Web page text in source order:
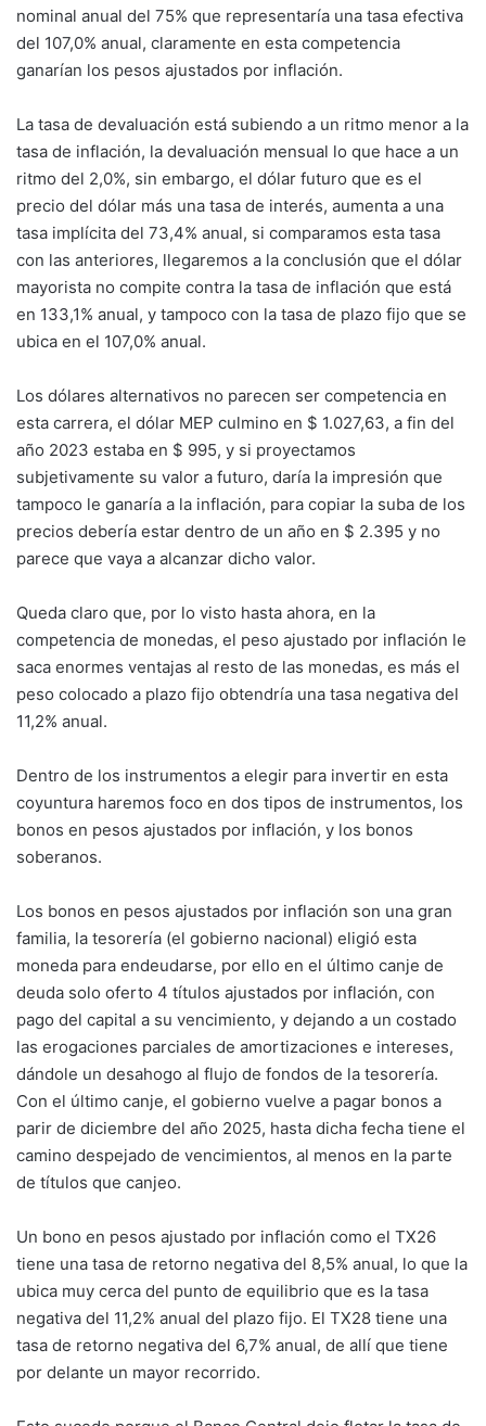
nominal anual del 75% que representaría una tasa efectiva
del 107,0% anual, claramente en esta competencia
ganarían los pesos ajustados por inflación.
La tasa de devaluación está subiendo a un ritmo menor a la
tasa de inflación, la devaluación mensual lo que hace a un
ritmo del 2,0%, sin embargo, el dólar futuro que es el
precio del dólar más una tasa de interés, aumenta a una
tasa implícita del 73,4% anual, si comparamos esta tasa
con las anteriores, llegaremos a la conclusión que el dólar
mayorista no compite contra la tasa de inflación que está
en 133,1% anual, y tampoco con la tasa de plazo fijo que se
ubica en el 107,0% anual.
Los dólares alternativos no parecen ser competencia en
esta carrera, el dólar MEP culmino en $ 1.027,63, a fin del
año 2023 estaba en $ 995, y si proyectamos
subjetivamente su valor a futuro, daría la impresión que
tampoco le ganaría a la inflación, para copiar la suba de los
precios debería estar dentro de un año en $ 2.395 y no
parece que vaya a alcanzar dicho valor.
Queda claro que, por lo visto hasta ahora, en la
competencia de monedas, el peso ajustado por inflación le
saca enormes ventajas al resto de las monedas, es más el
peso colocado a plazo fijo obtendría una tasa negativa del
11,2% anual.
Dentro de los instrumentos a elegir para invertir en esta
coyuntura haremos foco en dos tipos de instrumentos, los
bonos en pesos ajustados por inflación, y los bonos
soberanos.
Los bonos en pesos ajustados por inflación son una gran
familia, la tesorería (el gobierno nacional) eligió esta
moneda para endeudarse, por ello en el último canje de
deuda solo oferto 4 títulos ajustados por inflación, con
pago del capital a su vencimiento, y dejando a un costado
las erogaciones parciales de amortizaciones e intereses,
dándole un desahogo al flujo de fondos de la tesorería.
Con el último canje, el gobierno vuelve a pagar bonos a
parir de diciembre del año 2025, hasta dicha fecha tiene el
camino despejado de vencimientos, al menos en la parte
de títulos que canjeo.
Un bono en pesos ajustado por inflación como el TX26
tiene una tasa de retorno negativa del 8,5% anual, lo que la
ubica muy cerca del punto de equilibrio que es la tasa
negativa del 11,2% anual del plazo fijo. El TX28 tiene una
tasa de retorno negativa del 6,7% anual, de allí que tiene
por delante un mayor recorrido.